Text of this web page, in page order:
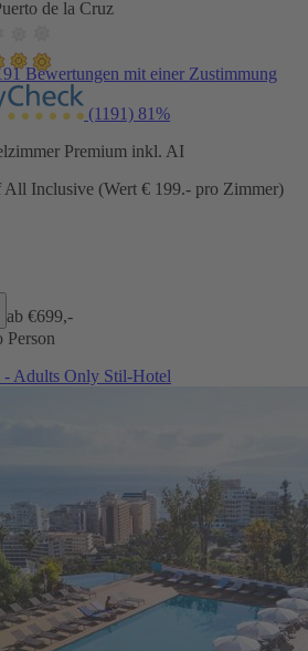
de la Cruz
Bewertungen mit einer Zustimmung
(1191) 81%
Premium inkl. AI
All Inclusive (Wert € 199.- pro Zimmer)
ab €699,-
Person
Adults Only Stil-Hotel